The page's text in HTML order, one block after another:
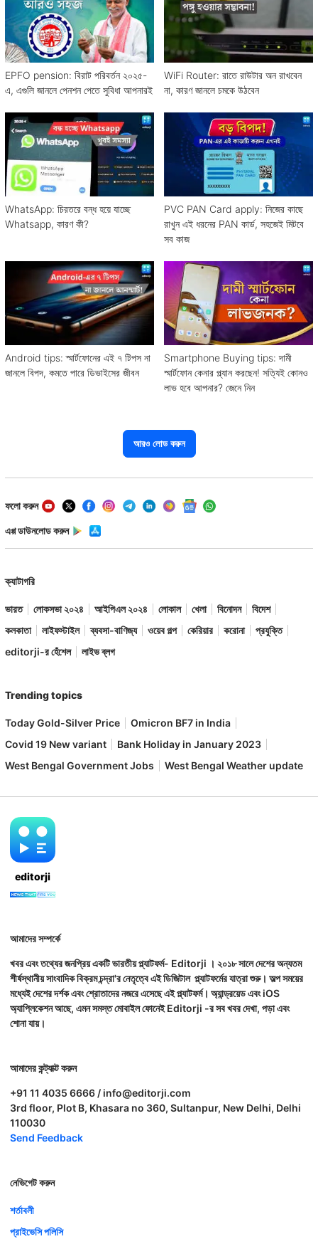
EPFO pension: বিরাট পরিবর্তন ২০২৫-
এ, এগুলি জানলে পেনশন পেতে সুবিধা আপনারই
WiFi Router: রাতে রাউটার অন রাখবেন
না, কারণ জানলে চমকে উঠবেন
WhatsApp: চিরতরে বন্ধ হয়ে যাচ্ছে
Whatsapp, কারণ কী?
PVC PAN Card apply: নিজের কাছে
রাখুন এই ধরনের PAN কার্ড, সহজেই মিটবে
সব কাজ
Android tips: স্মার্টফোনের এই ৭ টিপস না
জানলে বিপদ, কমতে পারে ডিভাইসের জীবন
Smartphone Buying tips: দামী
স্মার্টফোন কেনার প্ল্যান করছেন! সত্যিই কোনও
লাভ হবে আপনার? জেনে নিন
আরও লোড করুন
ফলো করুন
এপ্প ডাউনলোড করুন
ক্যাটাগরি
ভারত লোকসভা ২০২৪ আইপিএল ২০২৪ লোকাল খেলা বিনোদন
বিদেশ
কলকাতা
লাইফস্টাইল ব্যবসা-বাণিজ্য ওয়েব গল্প কেরিয়ার করোনা
প্রযুক্তি
editorji-র হেঁশেল
লাইভ ব্লগ
Trending topics
Today Gold-Silver Price
Omicron BF7 in India
Covid 19 New variant
Bank Holiday in January 2023
West Bengal Government Jobs
West Bengal Weather update
editorji
আমাদের সম্পর্কে
খবর এবং তথ্যের জনপ্রিয় একটি ভারতীয় প্ল্যাটফর্ম- Editorji । ২০১৮ সালে দেশের অন্যতম
শীর্ষস্থানীয় সাংবাদিক বিক্রম চন্দ্রা'র নেতৃত্বে এই ডিজিটাল প্ল্যাটফর্মের যাত্রা শুরু। অল্প সময়ের
মধ্যেই দেশের দর্শক এবং শ্রোতাদের নজরে এসেছে এই প্ল্যাটফর্ম। অ্যান্ড্রয়েড এবং iOS
অ্যাপ্লিকেশন আছে, এমন সমস্ত মোবাইল ফোনেই Editorji -র সব খবর দেখা, পড়া এবং
শোনা যায়।
আমাদের কন্ট্যাক্ট করুন
+91 11 4035 6666 / info@editorji.com
3rd floor, Plot B, Khasara no 360, Sultanpur, New Delhi, Delhi
110030
Send Feedback
নেভিগেট করুন
শর্তাবলী
প্রাইভেসি পলিসি